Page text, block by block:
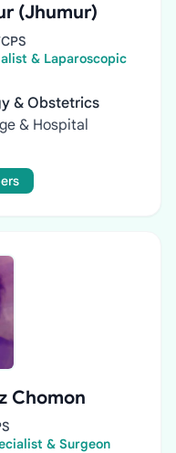
(Jhumur)
& Laparoscopic
& Obstetrics
& Hospital
Chomon
& Surgeon